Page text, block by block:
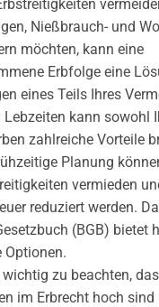
Nießbrauch- und
möchten, kann eine
Erbfolge eine
eines Teils Ihres
Lebzeiten kann sowohl
zahlreiche Vorteile
Planung
vermieden
reduziert werden.
(BGB) bietet
Optionen.
zu beachten,
im Erbrecht hoch sind